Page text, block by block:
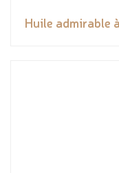
Huile admirable